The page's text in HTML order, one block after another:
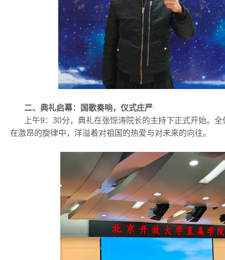
二、典礼启幕：国歌奏响，仪式庄严
上午9：30分，典礼在张惊涛院长的主持下正式开始。全
在激昂的旋律中，洋溢着对祖国的热爱与对未来的向往。